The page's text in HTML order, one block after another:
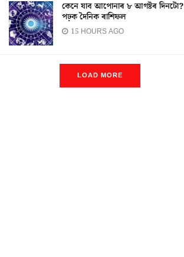
কেনে যাব আপোনাৰ ৮ আগষ্টৰ দিনটো?
পঢ়ক দৈনিক ৰাশিফল
15 HOURS AGO
LOAD MORE